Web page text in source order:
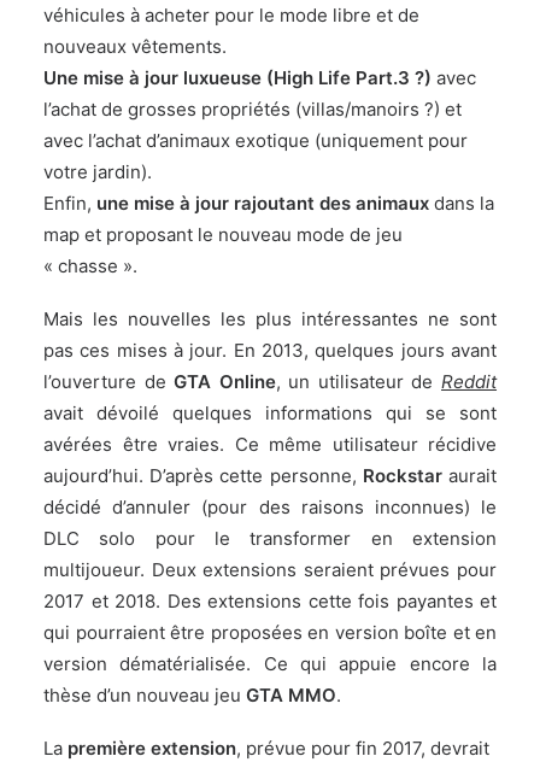
véhicules à acheter pour le mode libre et de
nouveaux vêtements.
Une mise à jour luxueuse (High Life Part.3 ?) avec
l’achat de grosses propriétés (villas/manoirs ?) et
avec l’achat d’animaux exotique (uniquement pour
votre jardin).
Enfin, une mise à jour rajoutant des animaux dans la
map et proposant le nouveau mode de jeu
« chasse ».
Mais les nouvelles les plus intéressantes ne sont
pas ces mises à jour. En 2013, quelques jours avant
l’ouverture deGTA Online, un utilisateur deReddit
avait dévoilé quelques informations qui se sont
avérées être vraies. Ce même utilisateur récidive
aujourd’hui. D’après cette personne, Rockstaraurait
décidé d’annuler (pour des raisons inconnues) le
DLC solo pour le transformer en extension
multijoueur. Deux extensions seraient prévues pour
2017 et 2018. Des extensions cette fois payantes et
qui pourraient être proposées en version boîte et en
version dématérialisée. Ce qui appuie encore la
thèse d’un nouveau jeu GTA MMO.
La première extension, prévue pour fin 2017, devrait